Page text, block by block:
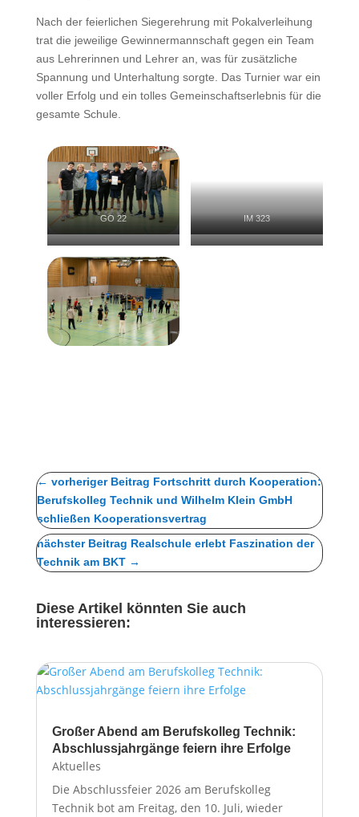
Nach der feierlichen Siegerehrung mit Pokalverleihung
trat die jeweilige Gewinnermannschaft gegen ein Team
aus Lehrerinnen und Lehrer an, was für zusätzliche
Spannung und Unterhaltung sorgte. Das Turnier war ein
voller Erfolg und ein tolles Gemeinschaftserlebnis für die
gesamte Schule.
GO 22 IM 323
← vorheriger Beitrag Fortschritt durch Kooperation:
Berufskolleg Technik und Wilhelm Klein GmbH
schließen Kooperationsvertrag
nächster Beitrag Realschule erlebt Faszination der
Technik am BKT→
Diese Artikel könnten Sie auch
interessieren:
Großer Abend am Berufskolleg Technik:
Abschlussjahrgänge feiern ihre Erfolge
Aktuelles
Die Abschlussfeier 2026 am Berufskolleg
Technik bot am Freitag, den 10. Juli, wieder